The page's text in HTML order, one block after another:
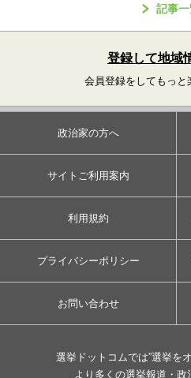
記事
登録して地域
会員登録をしてもっと
政治家の方へ
サイトご利用案内
利用規約
プライバシーポリシー
お問い合わせ
選挙ドットコムでは”選挙を
より多くの選挙報道・政